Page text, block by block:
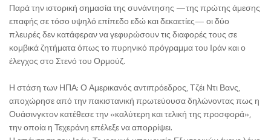
Παρά την ιστορική σημασία της συνάντησης —της πρώτης άμεσης
επαφής σε τόσο υψηλό επίπεδο εδώ και δεκαετίες— οι δύο
πλευρές δεν κατάφεραν να γεφυρώσουν τις διαφορές τους σε
κομβικά ζητήματα όπως το πυρηνικό πρόγραμμα του Ιράν και ο
έλεγχος στο Στενό του Ορμούζ.
Η στάση των ΗΠΑ: Ο Αμερικανός αντιπρόεδρος, Τζέι Ντι Βανς,
αποχώρησε από την πακιστανική πρωτεύουσα δηλώνοντας πως η
Ουάσινγκτον κατέθεσε την «καλύτερη και τελική της προσφορά»,
την οποία η Τεχεράνη επέλεξε να απορρίψει.